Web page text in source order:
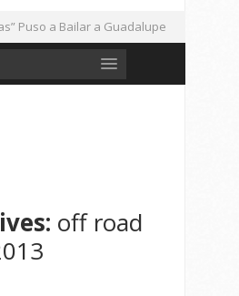
Puso a Bailar a Guadalupe
95-76
Gran Festival
off road